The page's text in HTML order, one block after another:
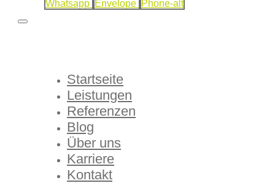
Whatsapp Envelope Phone-alt
Startseite
Leistungen
Referenzen
Blog
Über uns
Karriere
Kontakt